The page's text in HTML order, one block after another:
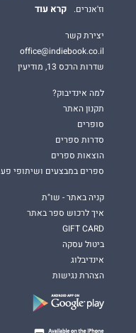
וז'אנרים.
קרא עוד
יצירת קשר
office@indiebook.co.il
שדרות הרכס 13, מודיעין
למה אינדיבוק?
תקנון האתר
סופרים
סדרות ספרים
הוצאות ספרים
ספרים במבצעים ושיתופי
קניה באתר - שו"ת
איך לרכוש ספר באתר
GIFT CARD
ביטול עסקה
אינדיבלוג
הצהרת נגישות